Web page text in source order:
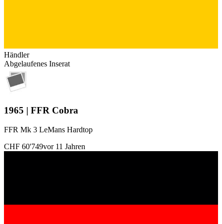
Händler
Abgelaufenes Inserat
1965 | FFR Cobra
FFR Mk 3 LeMans Hardtop
CHF 60'749vor 11 Jahren